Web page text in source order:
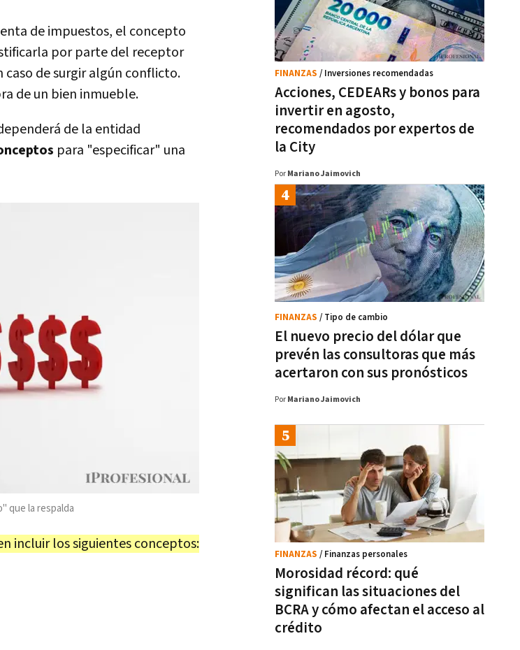
de impuestos, el concepto
por parte del receptor
de surgir algún conflicto.
de un bien inmueble.
de la entidad
para "especificar" una
que la respalda
incluir los siguientes conceptos:
Acciones, CEDEARs y bonos para
invertir en agosto,
recomendados por expertos de
la City
FINANZAS / Inversiones recomendadas
Por Mariano Jaimovich
El nuevo precio del dólar que
prevén las consultoras que más
acertaron con sus pronósticos
FINANZAS / Tipo de cambio
Por Mariano Jaimovich
Morosidad récord: qué
significan las situaciones del
BCRA y cómo afectan el acceso al
crédito
FINANZAS / Finanzas personales